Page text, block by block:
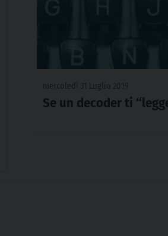
Se un decoder ti